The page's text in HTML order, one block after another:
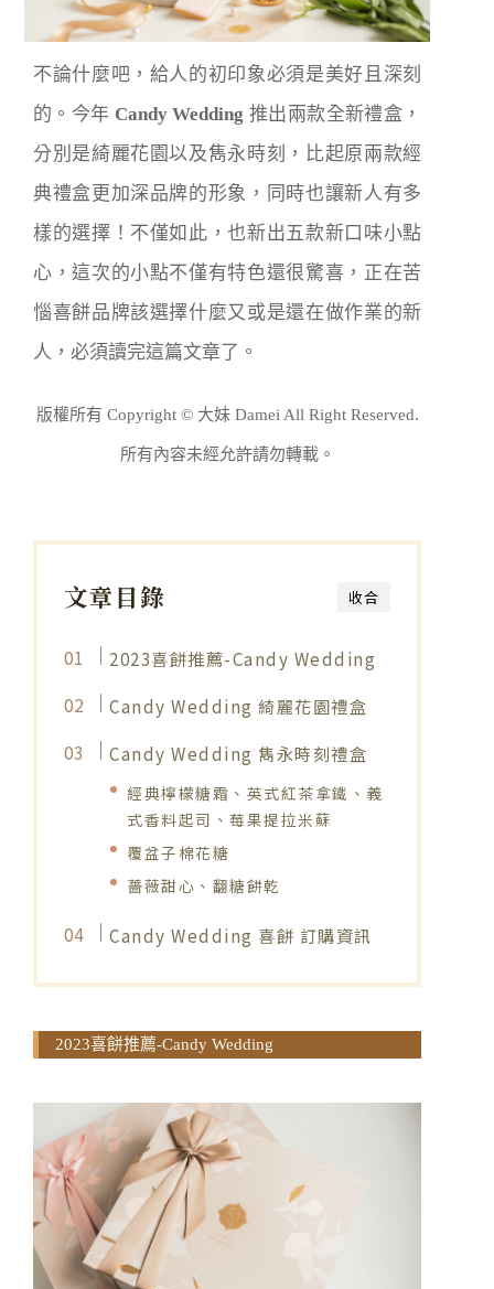
不論什麼吧，給人的初印象必須是美好且深刻
的。今年 Candy Wedding 推出兩款全新禮盒，
分別是綺麗花園以及雋永時刻，比起原兩款經
典禮盒更加深品牌的形象，同時也讓新人有多
樣的選擇！不僅如此，也新出五款新口味小點
心，這次的小點不僅有特色還很驚喜，正在苦
惱喜餅品牌該選擇什麼又或是還在做作業的新
人，必須讀完這篇文章了。
版權所有 Copyright © 大妹 Damei All Right Reserved.
所有內容未經允許請勿轉載。
收合
文章目錄
2023喜餅推薦-Candy Wedding
Candy Wedding 綺麗花園禮盒
Candy Wedding 雋永時刻禮盒
經典檸檬糖霜、英式紅茶拿鐵、義
式香料起司、莓果提拉米蘇
覆盆子棉花糖
薔薇甜心、翻糖餅乾
Candy Wedding 喜餅 訂購資訊​
2023喜餅推薦-Candy Wedding